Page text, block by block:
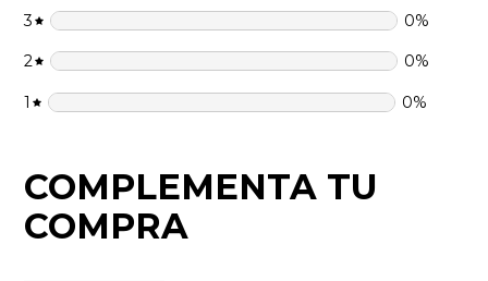
3 0%
2 0%
1 0%
COMPLEMENTA TU
COMPRA